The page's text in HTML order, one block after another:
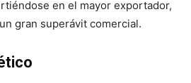
en el mayor exportador,
gran superávit comercial.